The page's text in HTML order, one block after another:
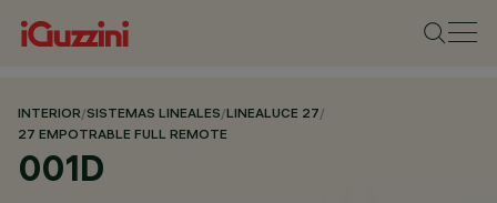
INTERIOR/SISTEMAS LINEALES/LINEALUCE 27/
27 EMPOTRABLE FULL REMOTE
001D